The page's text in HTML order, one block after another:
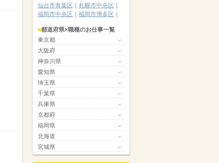
仙台市青葉区
札幌市中央区
福岡市中央区
福岡市博多区
都道府県×職種のお仕事一覧
東京都
大阪府
神奈川県
愛知県
埼玉県
千葉県
兵庫県
京都府
福岡県
北海道
宮城県